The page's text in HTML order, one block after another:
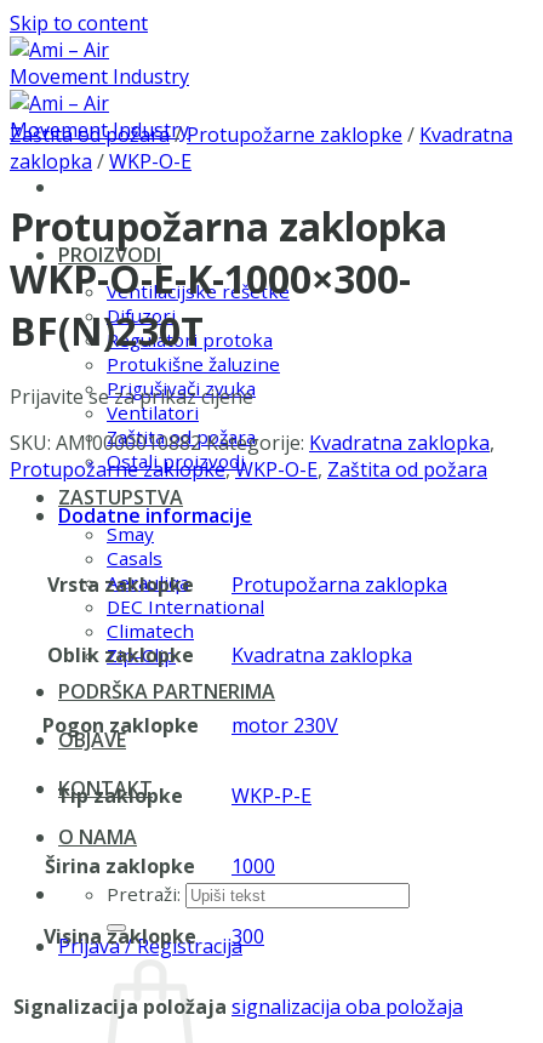
Skip to content
PROIZVODI
Ventilacijske rešetke
Difuzori
Regulatori protoka
Protukišne žaluzine
Prigušivači zvuka
Ventilatori
Zaštita od požara
Ostali proizvodi
ZASTUPSTVA
Smay
Casals
Aerauliqa
DEC International
Climatech
Zip-Clip
PODRŠKA PARTNERIMA
OBJAVE
KONTAKT
O NAMA
Pretraži:
Prijava / Registracija
Zaštita od požara/Protupožarne zaklopke / Kvadratna
zaklopka /WKP-O-E
Protupožarna zaklopka
WKP-O-E-K-1000×300-
BF(N)230T
Prijavite se za prikaz cijene
SKU: AMI0000010882Kategorije: Kvadratna zaklopka,
Protupožarne zaklopke,WKP-O-E, Zaštita od požara
Dodatne informacije
Vrsta zaklopke Protupožarna zaklopka
Oblik zaklopke Kvadratna zaklopka
Pogon zaklopke motor 230V
Tip zaklopke WKP-P-E
Širina zaklopke 1000
Visina zaklopke 300
Signalizacija položaja signalizacija oba položaja